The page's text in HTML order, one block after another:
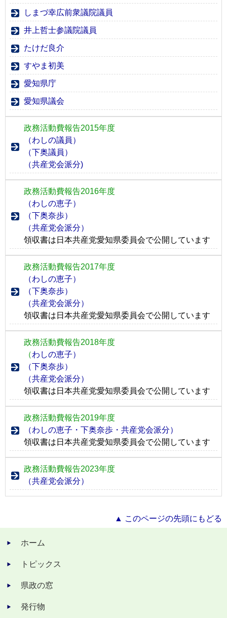
しまづ幸広前衆議院議員
井上哲士参議院議員
たけだ良介
すやま初美
愛知県庁
愛知県議会
政務活動費報告2015年度
（わしの議員）
（下奥議員）
（共産党会派分)
政務活動費報告2016年度
（わしの恵子）
（下奥奈歩）
（共産党会派分）
領収書は日本共産党愛知県委員会で公開しています
政務活動費報告2017年度
（わしの恵子）
（下奥奈歩）
（共産党会派分）
領収書は日本共産党愛知県委員会で公開しています
政務活動費報告2018年度
（わしの恵子）
（下奥奈歩）
（共産党会派分）
領収書は日本共産党愛知県委員会で公開しています
政務活動費報告2019年度
（わしの恵子・下奥奈歩・共産党会派分）
領収書は日本共産党愛知県委員会で公開しています
政務活動費報告2023年度
（共産党会派分）
▲ このページの先頭にもどる
ホーム
トピックス
県政の窓
発行物